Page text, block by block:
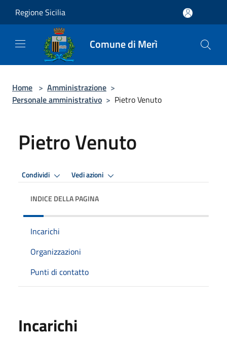
Regione Sicilia
Comune di Merì
Home > Amministrazione >
Personale amministrativo > Pietro Venuto
Pietro Venuto
Condividi Vedi azioni
INDICE DELLA PAGINA
Incarichi
Organizzazioni
Punti di contatto
Incarichi